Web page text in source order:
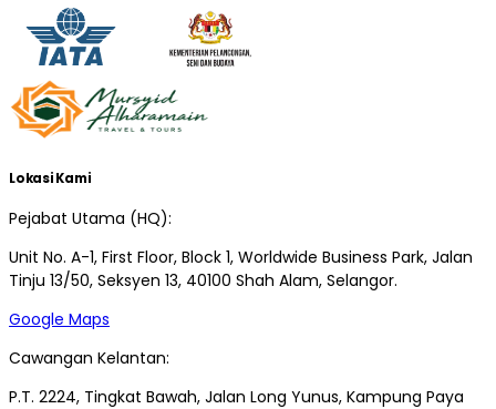
Lokasi Kami
Pejabat Utama (HQ):
Unit No. A-1, First Floor, Block 1, Worldwide Business Park, Jalan
Tinju 13/50, Seksyen 13, 40100 Shah Alam, Selangor.
Google Maps
Cawangan Kelantan:
P.T. 2224, Tingkat Bawah, Jalan Long Yunus, Kampung Paya